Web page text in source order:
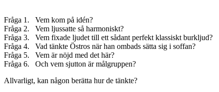
Fråga 1. Vem kom på idén?
Fråga 2. Vem ljussatte så harmoniskt?
Fråga 3. Vem fixade ljudet till ett sådant perfekt klassiskt burkljud?
Fråga 4. Vad tänkte Östros när han ombads sätta sig i soffan?
Fråga 5. Vem är nöjd med det här?
Fråga 6. Och vem sjutton är målgruppen?
Allvarligt, kan någon berätta hur de tänkte?